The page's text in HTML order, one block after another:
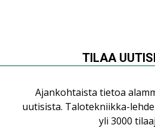
käyttöön kiinteistöissä
KOLUMNI
TILAA
Ajankohtaista tietoa
uutisista. Talotekniikka-
yli 3000